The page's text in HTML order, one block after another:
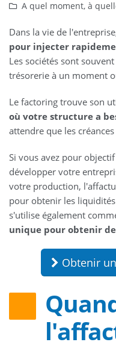
A quel moment, à
Dans la vie de
pour injecter
Les sociétés sont
trésorerie à un moment
Le factoring trouve son
où votre structure a
attendre que les
Si vous avez pour
développer votre
votre production,
pour obtenir les
s'utilise également
unique pour obtenir
Obtenir